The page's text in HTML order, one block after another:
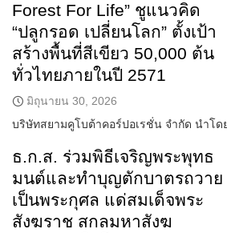
Forest For Life” ชูแนวคิด
“ปลูกรอด เปลี่ยนโลก” ตั้งเป้า
สร้างพื้นที่สีเขียว 50,000 ต้น
ทั่วไทยภายในปี 2571
มิถุนายน 30, 2026
บริษัทสยามคูโบต้าคอร์ปอเรชั่น จำกัด นำโ
ธ.ก.ส. ร่วมพิธีเจริญพระพุทธ
มนต์และทำบุญตักบาตรถวาย
เป็นพระกุศล แด่สมเด็จพระ
สังฆราช สกลมหาสังฆ